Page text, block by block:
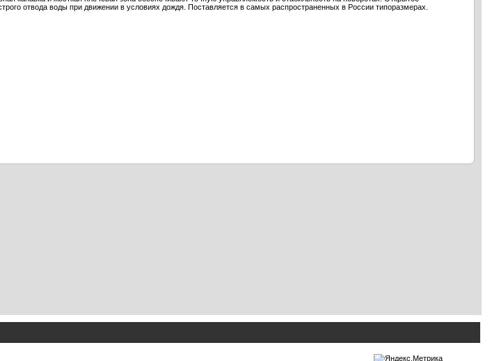
отвода воды при движении в условиях дождя. Поставляется в самых распространенных в России типоразмерах.